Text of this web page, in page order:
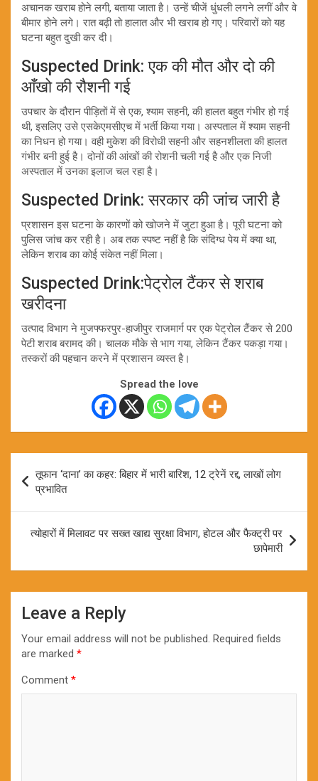
अचानक खराब होने लगी, बताया जाता है। उन्हें चीजें धुंधली लगने लगीं और वे
बीमार होने लगे। रात बढ़ी तो हालात और भी खराब हो गए। परिवारों को यह
घटना बहुत दुखी कर दी।
Suspected Drink: एक की मौत और दो की
आँखो की रौशनी गई
उपचार के दौरान पीड़ितों में से एक, श्याम सहनी, की हालत बहुत गंभीर हो गई
थी, इसलिए उसे एसकेएमसीएच में भर्ती किया गया। अस्पताल में श्याम सहनी
का निधन हो गया। वही मुकेश की विरोधी सहनी और सहनशीलता की हालत
गंभीर बनी हुई है। दोनों की आंखों की रोशनी चली गई है और एक निजी
अस्पताल में उनका इलाज चल रहा है।
Suspected Drink: सरकार की जांच जारी है
प्रशासन इस घटना के कारणों को खोजने में जुटा हुआ है। पूरी घटना को
पुलिस जांच कर रही है। अब तक स्पष्ट नहीं है कि संदिग्ध पेय में क्या था,
लेकिन शराब का कोई संकेत नहीं मिला।
Suspected Drink:पेट्रोल टैंकर से शराब
खरीदना
उत्पाद विभाग ने मुजफ्फरपुर-हाजीपुर राजमार्ग पर एक पेट्रोल टैंकर से 200
पेटी शराब बरामद की। चालक मौके से भाग गया, लेकिन टैंकर पकड़ा गया।
तस्करों की पहचान करने में प्रशासन व्यस्त है।
Spread the love
navigation
तूफान ‘दाना’ का कहर: बिहार में भारी बारिश, 12 ट्रेनें रद्द, लाखों लोग
प्रभावित
त्योहारों में मिलावट पर सख्त खाद्य सुरक्षा विभाग, होटल और फैक्ट्री पर
छापेमारी
Leave a Reply
Your email address will not be published. Required fields
are marked *
Comment *